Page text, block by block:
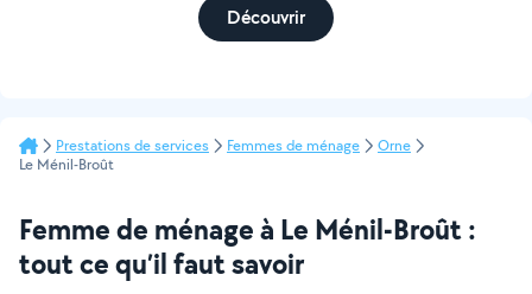
Découvrir
Prestations de services Femmes de ménage
Orne
Le Ménil-Broût
Femme de ménage à Le Ménil-Broût :
tout ce qu’il faut savoir